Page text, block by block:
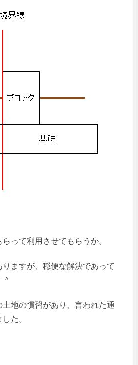
って利用させてもらうか。
ますが、穏便な解決であって
地の慣習があり、言われた通
た。